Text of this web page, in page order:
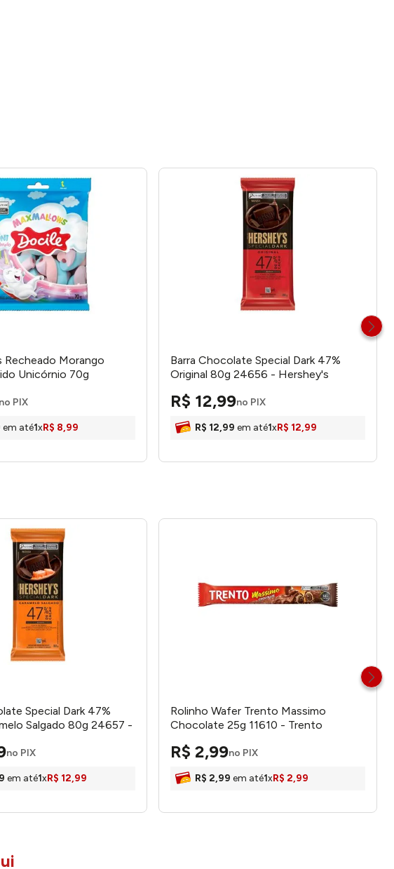
Recheado Morango
Unicórnio 70g
no PIX
em até1xR$ 8,99
Barra Chocolate Special Dark 47%
Original 80g 24656 - Hershey's
R$ 12,99no PIX
R$ 12,99 em até1xR$ 12,99
Special Dark 47%
Salgado 80g 24657 -
no PIX
em até1xR$ 12,99
Rolinho Wafer Trento Massimo
Chocolate 25g 11610 - Trento
R$ 2,99no PIX
R$ 2,99 em até1xR$ 2,99